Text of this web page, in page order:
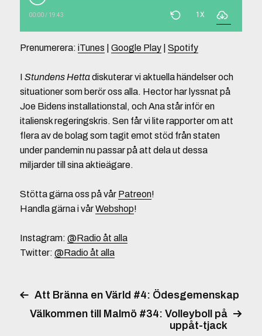
00:00/ 19:43 1X
Prenumerera: iTunes Google Play| Spotify
I Stundens Hettadiskuterar vi aktuella händelser och
situationer som berör oss alla. Hector har lyssnat på
Joe Bidens installationstal, och Ana står inför en
italiensk regeringskris. Sen får vi lite rapporter om att
flera av de bolag som tagit emot stöd från staten
under pandemin nu passar på att dela ut dessa
miljarder till sina aktieägare.
Stötta gärna oss på vår Patreon!
Handla gärna i vårWebshop!
Instagram: @Radio åt alla
Twitter: @Radio åt alla
Att Bränna en Värld #4: Ödesgemenskap
Välkommen till Malmö #34: Volleyboll på
uppåt-tjack